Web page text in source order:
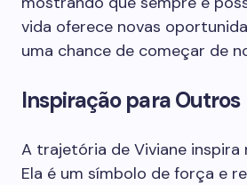
vida oferece novas
uma chance de começar de
Inspiração para Outros
A trajetória de Viviane inspira
Ela é um símbolo de força e